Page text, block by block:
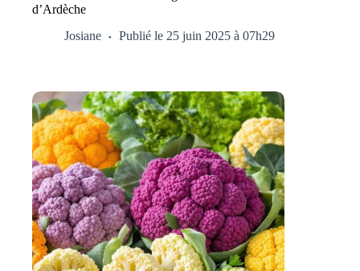
d’Ardèche
Josiane
Publié le 25 juin 2025 à 07h29